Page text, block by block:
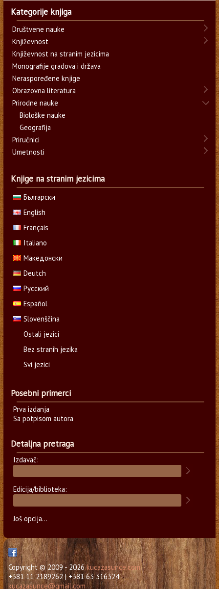
Kategorije knjiga
Društvene nauke
Književnost
Književnost na stranim jezicima
Monografije gradova i država
Neraspoređene knjige
Obrazovna literatura
Prirodne nauke
Biološke nauke
Geografija
Priručnici
Umetnosti
Knjige na stranim jezicima
Български
English
Français
Italiano
Македонски
Deutch
Русский
Español
Slovenščina
Ostali jezici
Bez stranih jezika
Svi jezici
Posebni primerci
Prva izdanja
Sa potpisom autora
Detaljna pretraga
Izdavač:
Edicija/biblioteka:
Još opcija...
Copyright © 2009 - 2026kucazasunce.com
+381 11 2189262 | +381 63 316324
kucazasunce@gmail.com